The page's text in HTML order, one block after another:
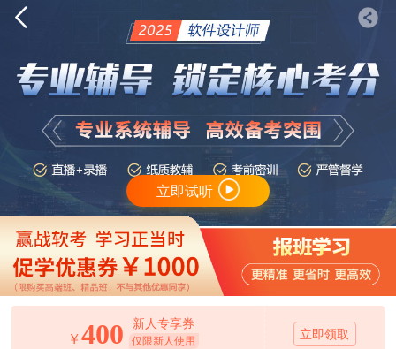
立即试听
￥400 新人专享券
仅限新人使用 立即领取